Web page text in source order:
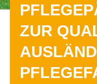
ZUR